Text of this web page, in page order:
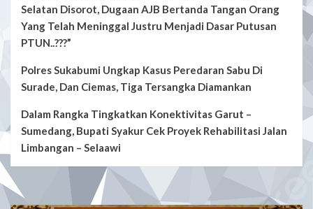
Selatan Disorot, Dugaan AJB Bertanda Tangan Orang
Yang Telah Meninggal Justru Menjadi Dasar Putusan
PTUN..???”
Polres Sukabumi Ungkap Kasus Peredaran Sabu Di
Surade, Dan Ciemas, Tiga Tersangka Diamankan
Dalam Rangka Tingkatkan Konektivitas Garut –
Sumedang, Bupati Syakur Cek Proyek Rehabilitasi Jalan
Limbangan – Selaawi